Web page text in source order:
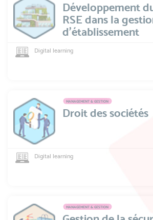
Développement
RSE dans la
d'établissement
Digital learning
MANAGEMENT & GESTION
Droit des sociétés
Digital learning
MANAGEMENT & GESTION